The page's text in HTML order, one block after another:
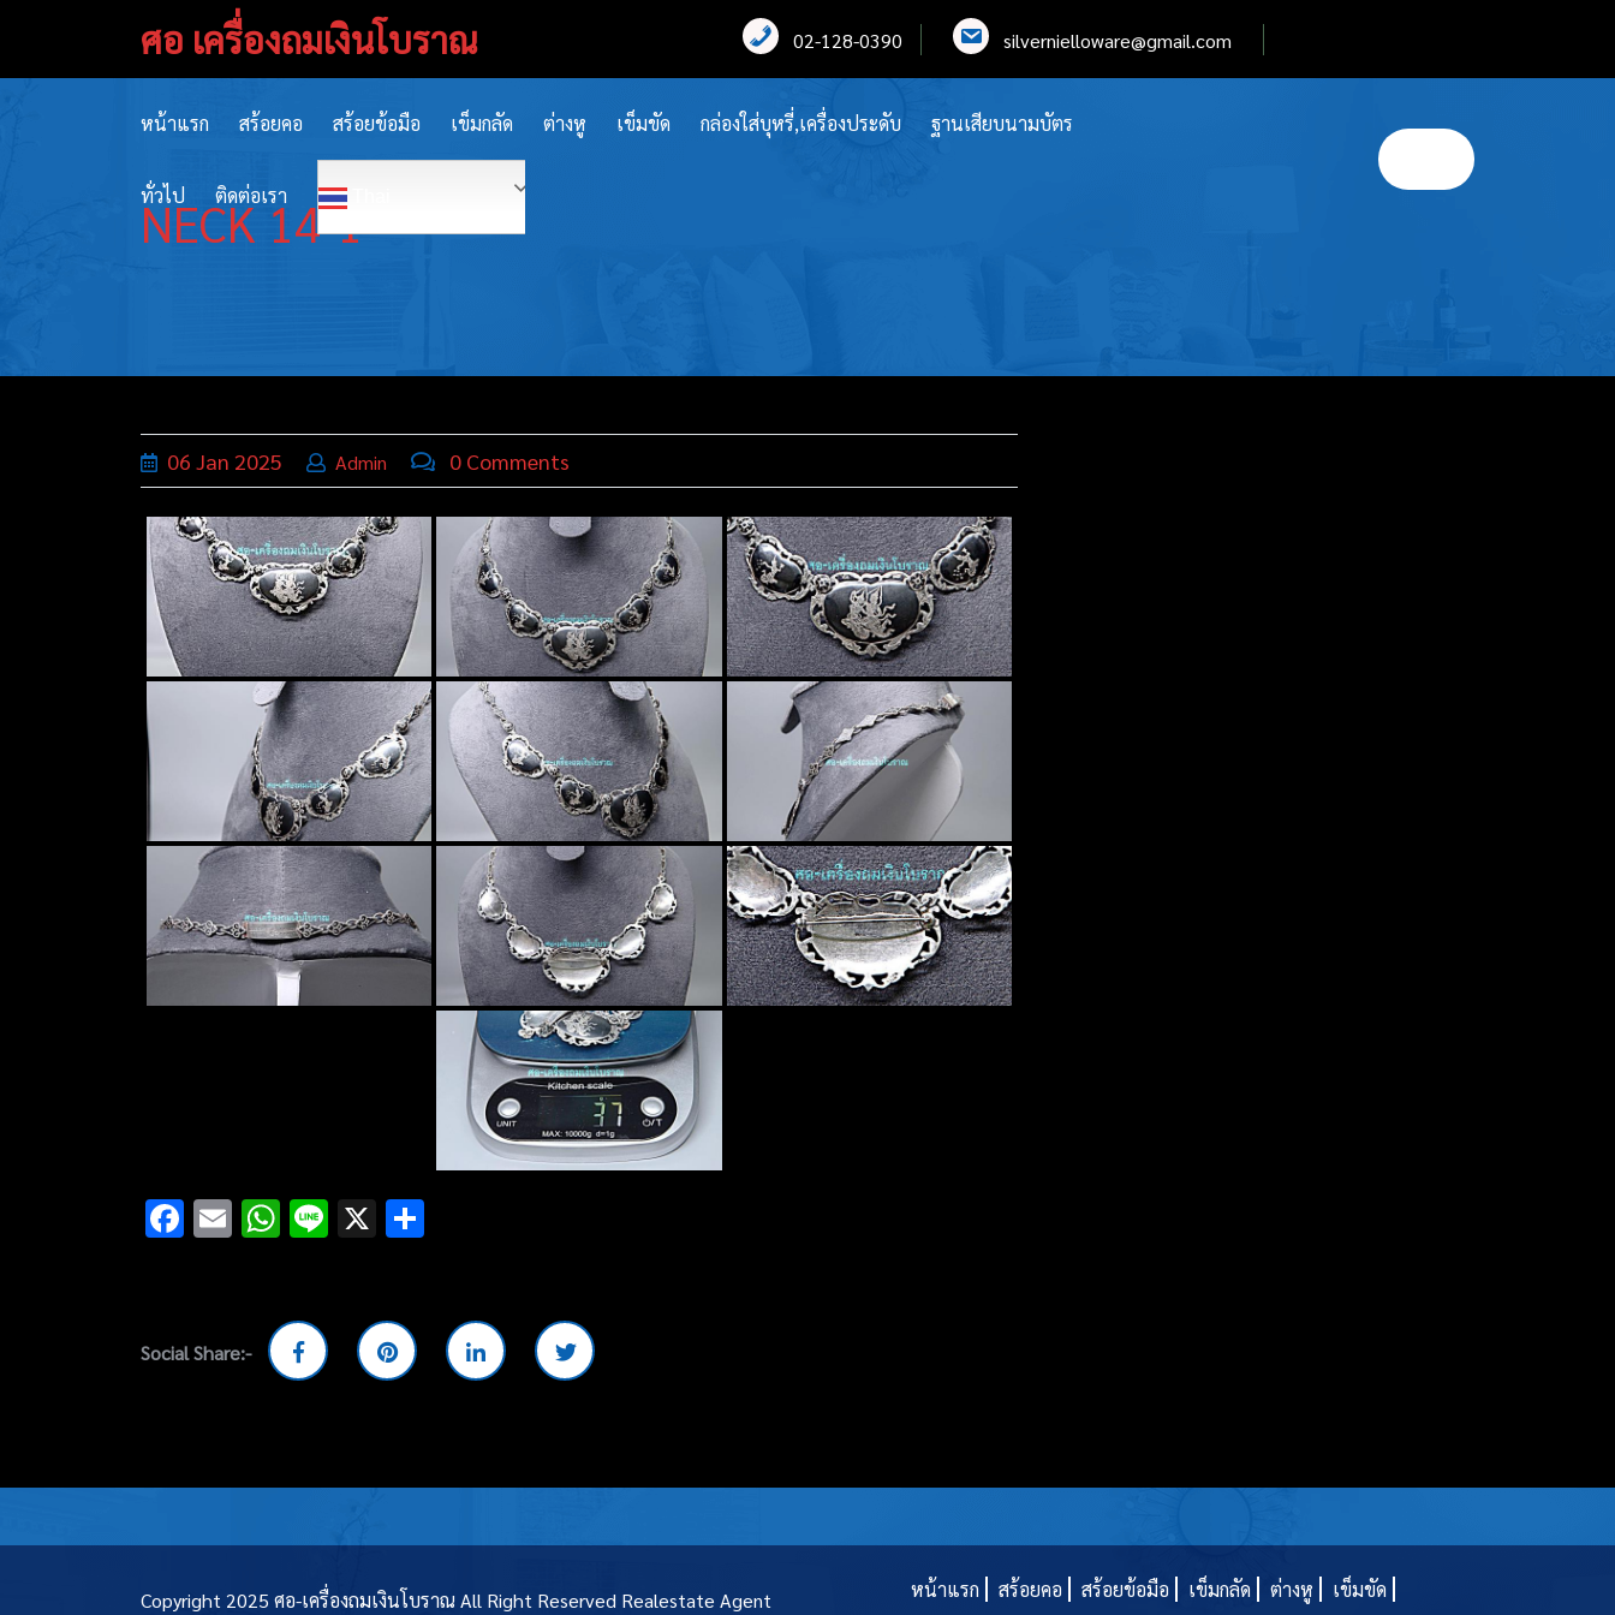
ศอ เครื่องถมเงินโบราณ 02-128-0390 silvernielloware@gmail.com
หน้าแรก สร้อยคอ สร้อยข้อมือ เข็มกลัด ต่างหู เข็มขัด กล่องใส่บุหรี่,เครื่องประดับ ฐานเสียบนามบัตร
ทั่วไป ติดต่อเรา
NECK 14-1
06 Jan 2025 Admin 0 Comments
Facebook
EmailWhatsApp
Line
X
Social Share:-
Copyright 2025 ศอ-เครื่องถมเงินโบราณ All Right Reserved Realestate Agent หน้าแรก สร้อยคอ สร้อยข้อมือ เข็มกลัด ต่างหู เข็มขัด